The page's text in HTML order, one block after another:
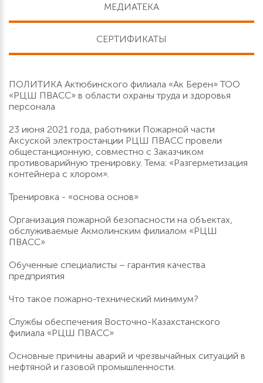
МЕДИАТЕКА
СЕРТИФИКАТЫ
ПОЛИТИКА Актюбинского филиала «Ак Берен» ТОО
«РЦШ ПВАСС» в области охраны труда и здоровья
персонала
23 июня 2021 года, работники Пожарной части
Аксуской электростанции РЦШ ПВАСС провели
общестанционную, совместно с Заказчиком
противоварийную тренировку. Тема: «Разгерметизация
контейнера с хлором».
Тренировка - «основа основ»
Организация пожарной безопасности на объектах,
обслуживаемые Акмолинским филиалом «РЦШ
ПВАСС»
Обученные специалисты – гарантия качества
предприятия
Что такое пожарно-технический минимум?
Службы обеспечения Восточно-Казахстанского
филиала «РЦШ ПВАСС»
Основные причины аварий и чрезвычайных ситуаций в
нефтяной и газовой промышленности.